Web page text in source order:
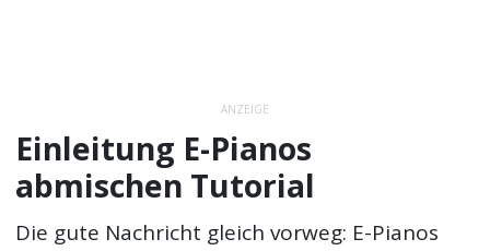
ANZEIGE
Einleitung E-Pianos
abmischen Tutorial
Die gute Nachricht gleich vorweg: E-Pianos